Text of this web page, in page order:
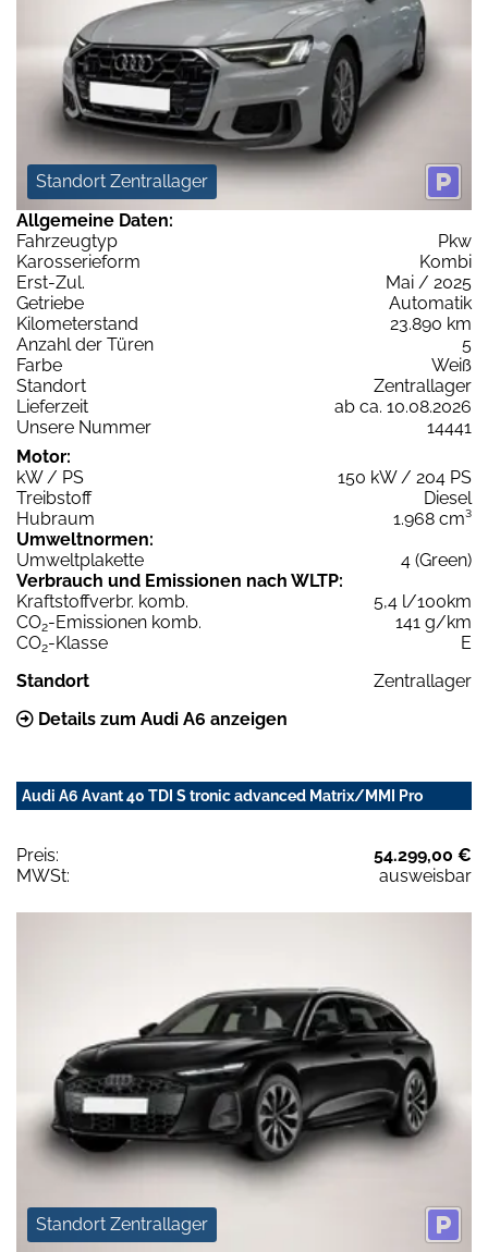
Standort Zentrallager
Allgemeine Daten:
Fahrzeugtyp
Pkw
Karosserieform
Kombi
Erst-Zul.
Mai / 2025
Getriebe
Automatik
Kilometerstand
23.890 km
Anzahl der Türen
5
Farbe
Weiß
Standort
Zentrallager
Lieferzeit
ab ca. 10.08.2026
Unsere Nummer
14441
Motor:
kW / PS
150 kW / 204 PS
Treibstoff
Diesel
Hubraum
1.968 cm³
Umweltnormen:
Umweltplakette
4 (Green)
Verbrauch und Emissionen nach WLTP:
Kraftstoffverbr. komb.
5,4 l/100km
CO2-Emissionen komb.
141 g/km
CO2-Klasse
E
Standort
Zentrallager
Details zum Audi A6 anzeigen
Audi A6 Avant 40 TDI S tronic advanced Matrix/MMI Pro
Preis:
54.299,00 €
MWSt:
ausweisbar
Standort Zentrallager